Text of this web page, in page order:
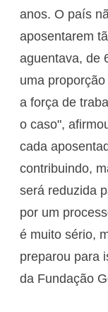
anos. O país
aposentarem
aguentava, de
uma
a força de
o caso",
cada
contribuindo,
será reduzida
por um
é muito sério,
preparou para
da Fundação